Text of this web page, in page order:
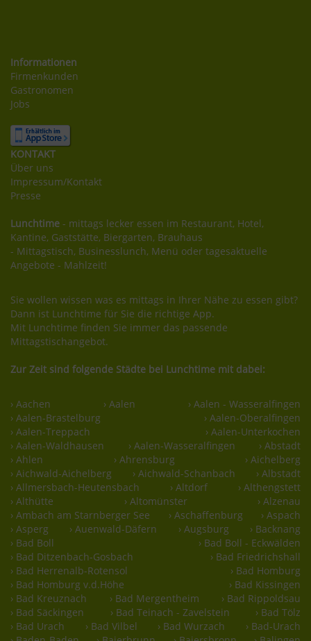
Informationen
Firmenkunden
Gastronomen
Jobs
KONTAKT
Über uns
Impressum/Kontakt
Presse
Lunchtime - mittags lecker essen im Restaurant, Hotel,
Kantine, Gaststätte, Biergarten, Brauhaus
- Mittagstisch, Businesslunch, Menü oder tagesaktuelle
Angebote - Mahlzeit!
Sie wollen wissen was es mittags in Ihrer Nähe zu essen gibt?
Dann ist Lunchtime für Sie die richtige App.
Mit Lunchtime finden Sie immer das passende
Mittagstischangebot.
Zur Zeit sind folgende Städte bei Lunchtime mit dabei:
› Aachen › Aalen
› Aalen - Wasseralfingen
› Aalen-Brastelburg
› Aalen-Oberalfingen
› Aalen-Treppach
› Aalen-Unterkochen
› Aalen-Waldhausen
› Aalen-Wasseralfingen
› Abstadt
› Ahlen
› Ahrensburg
› Aichelberg
› Aichwald-Aichelberg
› Aichwald-Schanbach
› Albstadt
› Allmersbach-Heutensbach
› Altdorf
› Althengstett
› Althütte
› Altomünster
› Alzenau
› Ambach am Starnberger See
› Aschaffenburg
› Aspach
› Asperg
› Auenwald-Däfern › Augsburg
› Backnang
› Bad Boll
› Bad Boll - Eckwälden
› Bad Ditzenbach-Gosbach
› Bad Friedrichshall
› Bad Herrenalb-Rotensol
› Bad Homburg
› Bad Homburg v.d.Höhe
› Bad Kissingen
› Bad Kreuznach
› Bad Mergentheim
› Bad Rippoldsau
› Bad Säckingen
› Bad Teinach - Zavelstein
› Bad Tölz
› Bad Urach
› Bad Vilbel › Bad Wurzach
› Bad-Urach